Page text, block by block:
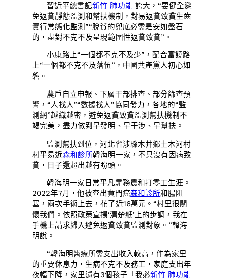
習近平總書記新竹 肺功能誇大，“要健全避
免返貧靜態監測和幫扶機制，對易返貧致貧生齒
實行常態化監測”“脫貧的兜底必需是安如盤石
的，盡對不克不及呈現範圍性返貧致貧”。
小康路上“一個都不克不及少”，配合富饒路
上“一個都不克不及落伍”，中國共產黨人初心如
磐。
農戶自立申報、下層干部排查、部分篩查預
警，“人找人”“數據找人”協同發力，各地的“監
測網”越織越密，避免返貧致貧監測幫扶機制不
竭完美，盡力做到早發明、早干涉、早幫扶。
監測幫扶到位，河北省涉縣木井鄉土木河村
村平易近森和診所韓海明一家，不只沒有因病致
貧，日子還超出越有盼頭。
韓海明一家日常平凡靠務農和打零工生涯。
2022年7月，他被查出賁門癌森和診所和腸阻
塞，兩次手術上去，花了近16萬元。“村里很關
懷我們。依照政策宣揚‘清楚紙’上的步調，我在
手機上請求歸入避免返貧致貧監測對象。”韓海
明說。
“韓海明醫療所需支出收入較高，作為家里
的重要休息力，生病不克不及務工，家庭支出年
夜幅下降，家里還有3個孩子「我必新竹 肺功能